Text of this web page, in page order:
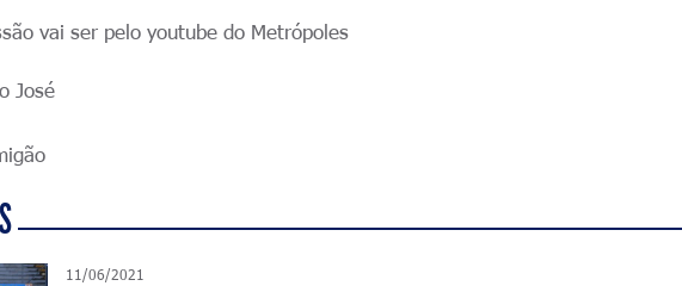
vai ser pelo youtube do Metrópoles
José
11/06/2021